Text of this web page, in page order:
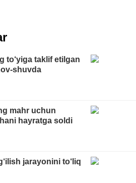
to‘yiga taklif etilgan
shuvda
mahr uchun
hayratga soldi
jarayonini to‘liq